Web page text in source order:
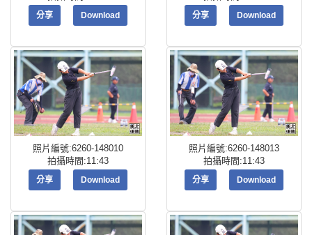
分享 Download 分享 Download
照片編號:6260-148010
拍攝時間:11:43
分享 Download
照片編號:6260-148013
拍攝時間:11:43
分享 Download